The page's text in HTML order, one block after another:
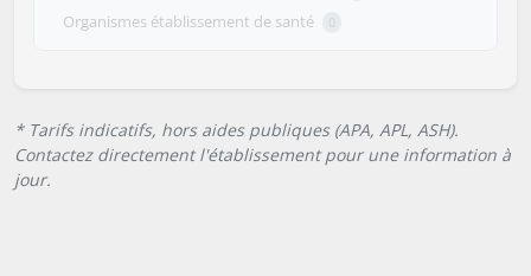
Organismes établissement de santé 0
* Tarifs indicatifs, hors aides publiques (APA, APL, ASH).
Contactez directement l'établissement pour une information à
jour.